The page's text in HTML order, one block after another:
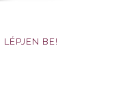
LÉPJEN BE!